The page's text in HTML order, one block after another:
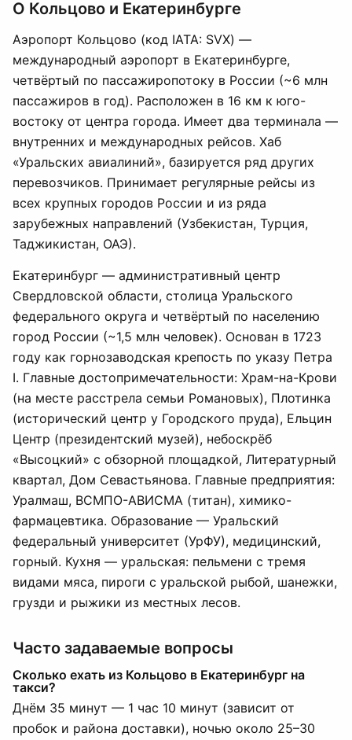
О Кольцово и Екатеринбурге
Аэропорт Кольцово (код IATA: SVX) —
международный аэропорт в Екатеринбурге,
четвёртый по пассажиропотоку в России (~6 млн
пассажиров в год). Расположен в 16 км к юго-
востоку от центра города. Имеет два терминала —
внутренних и международных рейсов. Хаб
«Уральских авиалиний», базируется ряд других
перевозчиков. Принимает регулярные рейсы из
всех крупных городов России и из ряда
зарубежных направлений (Узбекистан, Турция,
Таджикистан, ОАЭ).
Екатеринбург — административный центр
Свердловской области, столица Уральского
федерального округа и четвёртый по населению
город России (~1,5 млн человек). Основан в 1723
году как горнозаводская крепость по указу Петра
I. Главные достопримечательности: Храм-на-Крови
(на месте расстрела семьи Романовых), Плотинка
(исторический центр у Городского пруда), Ельцин
Центр (президентский музей), небоскрёб
«Высоцкий» с обзорной площадкой, Литературный
квартал, Дом Севастьянова. Главные предприятия:
Уралмаш, ВСМПО-АВИСМА (титан), химико-
фармацевтика. Образование — Уральский
федеральный университет (УрФУ), медицинский,
горный. Кухня — уральская: пельмени с тремя
видами мяса, пироги с уральской рыбой, шанежки,
грузди и рыжики из местных лесов.
Часто задаваемые вопросы
Сколько ехать из Кольцово в Екатеринбург на
такси?
Днём 35 минут — 1 час 10 минут (зависит от
пробок и района доставки), ночью около 25–30